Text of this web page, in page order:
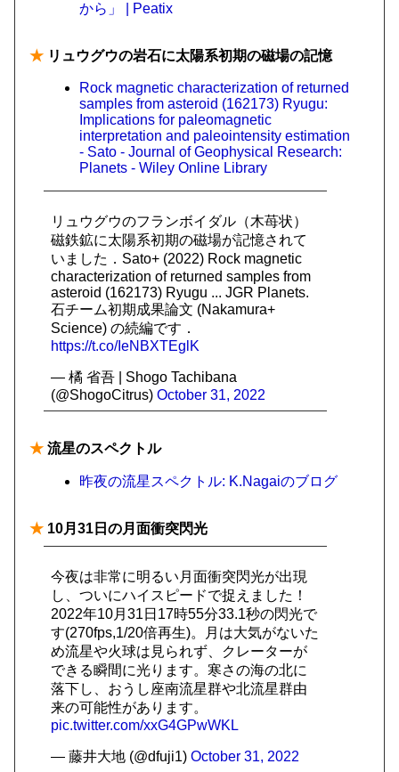
から」 | Peatix
★ リュウグウの岩石に太陽系初期の磁場の記憶
Rock magnetic characterization of returned
samples from asteroid (162173) Ryugu:
Implications for paleomagnetic
interpretation and paleointensity estimation
- Sato - Journal of Geophysical Research:
Planets - Wiley Online Library
リュウグウのフランボイダル（木苺状）
磁鉄鉱に太陽系初期の磁場が記憶されて
いました．Sato+ (2022) Rock magnetic
characterization of returned samples from
asteroid (162173) Ryugu ... JGR Planets.
石チーム初期成果論文 (Nakamura+
Science) の続編です．
https://t.co/IeNBXTEglK
— 橘 省吾 | Shogo Tachibana
(@ShogoCitrus) October 31, 2022
★ 流星のスペクトル
昨夜の流星スペクトル: K.Nagaiのブログ
★ 10月31日の月面衝突閃光
今夜は非常に明るい月面衝突閃光が出現
し、ついにハイスピードで捉えました！
2022年10月31日17時55分33.1秒の閃光で
す(270fps,1/20倍再生)。月は大気がないた
め流星や火球は見られず、クレーターが
できる瞬間に光ります。寒さの海の北に
落下し、おうし座南流星群や北流星群由
来の可能性があります。
pic.twitter.com/xxG4GPwWKL
— 藤井大地 (@dfuji1) October 31, 2022